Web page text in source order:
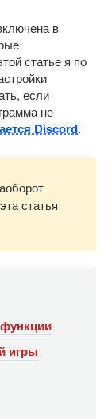
в
статье я по
если
не
Discord.
статья
игры